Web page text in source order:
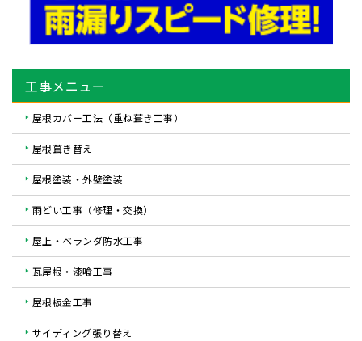
工事メニュー
屋根カバー工法（重ね葺き工事）
屋根葺き替え
屋根塗装・外壁塗装
雨どい工事（修理・交換）
屋上・ベランダ防水工事
瓦屋根・漆喰工事
屋根板金工事
サイディング張り替え